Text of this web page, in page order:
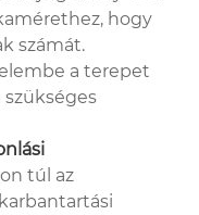
hogy
számát.
a terepet
szükséges
túl az